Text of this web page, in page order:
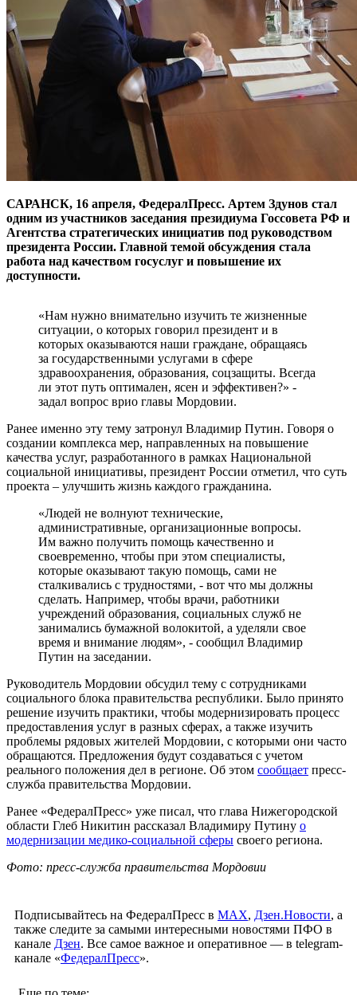
САРАНСК, 16 апреля, ФедералПресс. Артем Здунов стал
одним из участников заседания президиума Госсовета РФ и
Агентства стратегических инициатив под руководством
президента России. Главной темой обсуждения стала
работа над качеством госуслуг и повышение их
доступности.
«Нам нужно внимательно изучить те жизненные
ситуации, о которых говорил президент и в
которых оказываются наши граждане, обращаясь
за государственными услугами в сфере
здравоохранения, образования, соцзащиты. Всегда
ли этот путь оптимален, ясен и эффективен?» -
задал вопрос врио главы Мордовии.
Ранее именно эту тему затронул Владимир Путин. Говоря о
создании комплекса мер, направленных на повышение
качества услуг, разработанного в рамках Национальной
социальной инициативы, президент России отметил, что суть
проекта – улучшить жизнь каждого гражданина.
«Людей не волнуют технические,
административные, организационные вопросы.
Им важно получить помощь качественно и
своевременно, чтобы при этом специалисты,
которые оказывают такую помощь, сами не
сталкивались с трудностями, - вот что мы должны
сделать. Например, чтобы врачи, работники
учреждений образования, социальных служб не
занимались бумажной волокитой, а уделяли свое
время и внимание людям», - сообщил Владимир
Путин на заседании.
Руководитель Мордовии обсудил тему с сотрудниками
социального блока правительства республики. Было принято
решение изучить практики, чтобы модернизировать процесс
предоставления услуг в разных сферах, а также изучить
проблемы рядовых жителей Мордовии, с которыми они часто
обращаются. Предложения будут создаваться с учетом
реального положения дел в регионе. Об этом сообщает пресс-
служба правительства Мордовии.
Ранее «ФедералПресс» уже писал, что глава Нижегородской
области Глеб Никитин рассказал Владимиру Путину о
модернизации медико-социальной сферы своего региона.
Фото: пресс-служба правительства Мордовии
Подписывайтесь на ФедералПресс в МАХ, Дзен.Новости, а
также следите за самыми интересными новостями ПФО в
канале Дзен. Все самое важное и оперативное — в telegram-
канале «ФедералПресс».